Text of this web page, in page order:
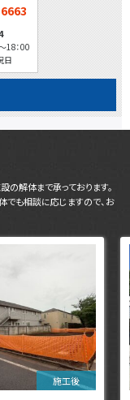
18：00
日
の解体まで承っております。
でも相談に応じますので、お